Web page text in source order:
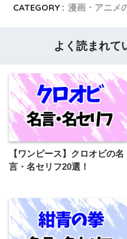
CATEGORY : 漫画・アニメ
よく読まれて
【ワンピース】クロオビの名
言・名セリフ20選！